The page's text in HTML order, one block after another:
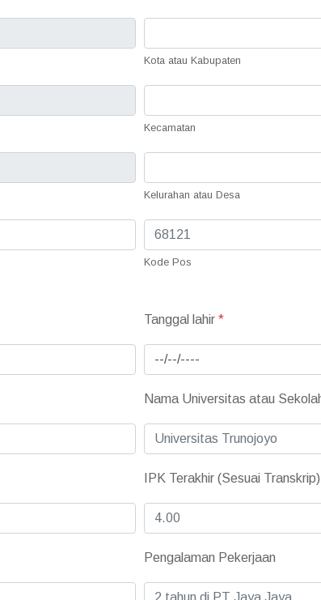
Kota atau Kabupaten
Kecamatan
Kelurahan atau Desa
Kode Pos
Tanggal lahir *
Nama Universitas atau
IPK Terakhir (Sesuai Transkrip)
Pengalaman Pekerjaan